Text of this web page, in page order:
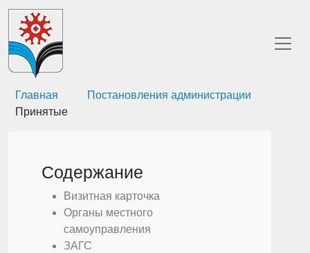
Главная
Постановления администрации
Принятые
Содержание
Визитная карточка
Органы местного
самоуправления
ЗАГС